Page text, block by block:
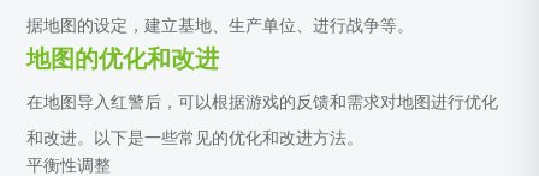
据地图的设定，建立基地、生产单位、进行战争等。
地图的优化和改进
在地图导入红警后，可以根据游戏的反馈和需求对地图进行优化
和改进。以下是一些常见的优化和改进方法。
平衡性调整